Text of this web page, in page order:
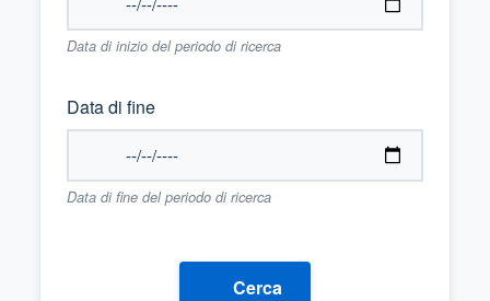
Data di inizio del periodo di ricerca
Data di fine
Data di fine del periodo di ricerca
Cerca